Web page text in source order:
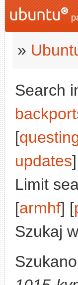
»
Search
[
updates
Limit
[armhf] [
Szukaj